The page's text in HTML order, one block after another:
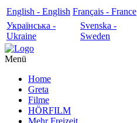
English - English Français - France
Українська -
Ukraine
Svenska -
Sweden
Menü
Home
Greta
Filme
HÖRFILM
Mehr Freizeit